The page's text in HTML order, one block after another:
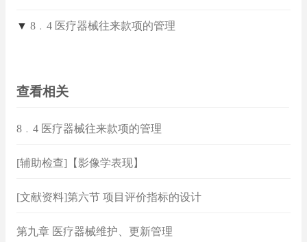
▼ 8﹒4 医疗器械往来款项的管理
查看相关
8﹒4 医疗器械往来款项的管理
[辅助检查]【影像学表现】
[文献资料]第六节 项目评价指标的设计
第九章 医疗器械维护、更新管理